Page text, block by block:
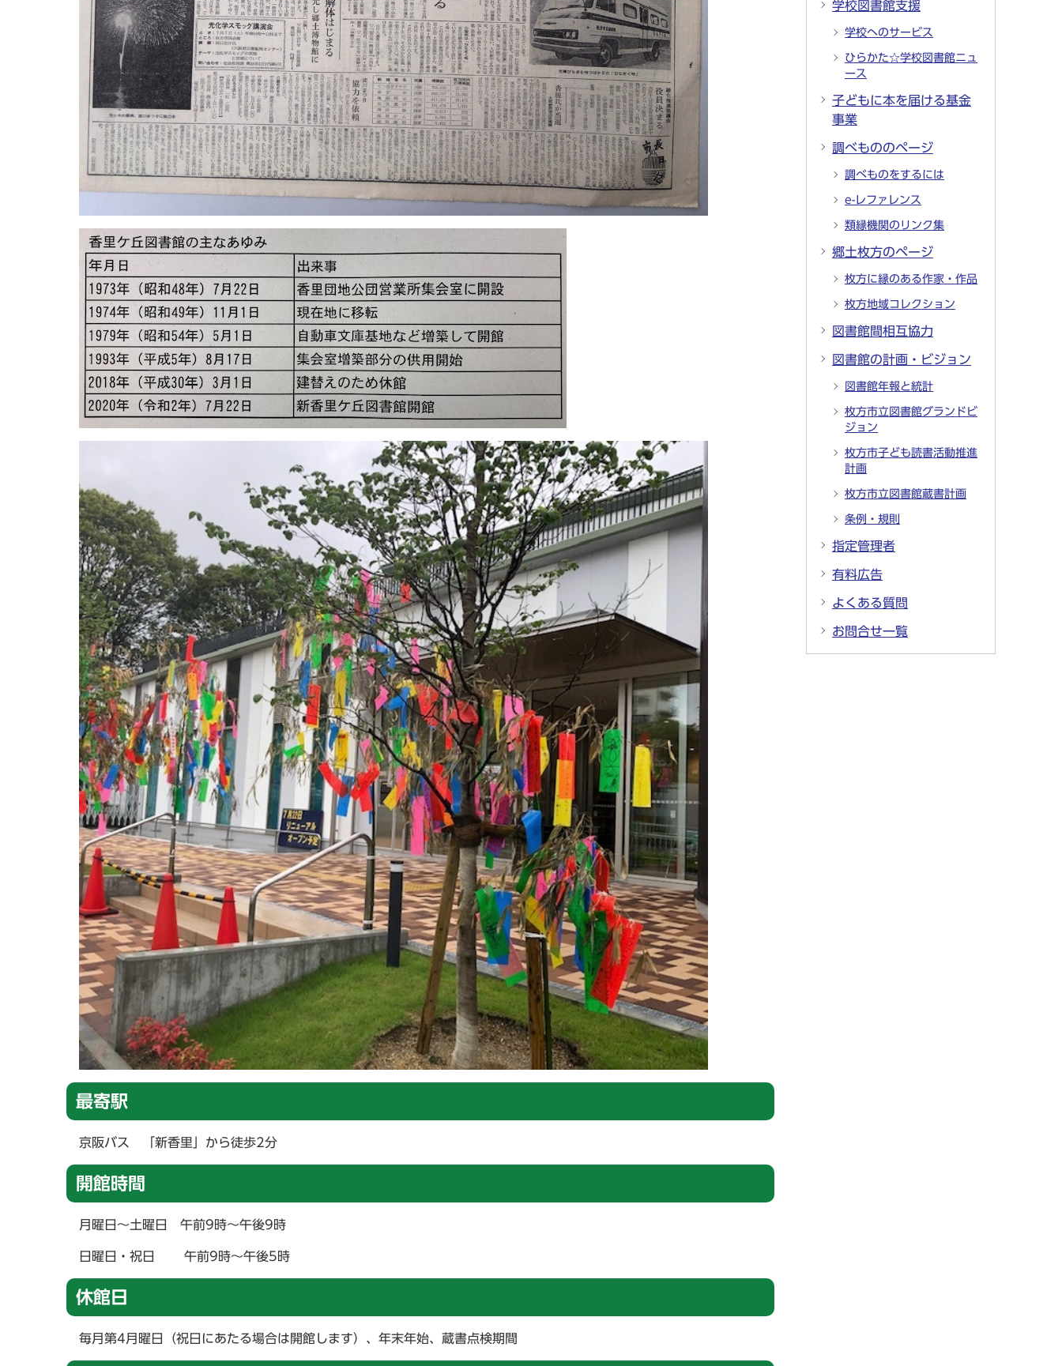
最寄駅
京阪バス 「新香里」から徒歩2分
開館時間
月曜日～土曜日 午前9時～午後9時
日曜日・祝日 午前9時～午後5時
休館日
毎月第4月曜日（祝日にあたる場合は開館します）、年末年始、蔵書点検期間
学校図書館支援
学校へのサービス
ひらかた☆学校図書館ニュ
ース
子どもに本を届ける基金
事業
調べもののページ
調べものをするには
e-レファレンス
類縁機関のリンク集
郷土枚方のページ
枚方に縁のある作家・作品
枚方地域コレクション
図書館間相互協力
図書館の計画・ビジョン
図書館年報と統計
枚方市立図書館グランドビ
ジョン
枚方市子ども読書活動推進
計画
枚方市立図書館蔵書計画
条例・規則
指定管理者
有料広告
よくある質問
お問合せ一覧